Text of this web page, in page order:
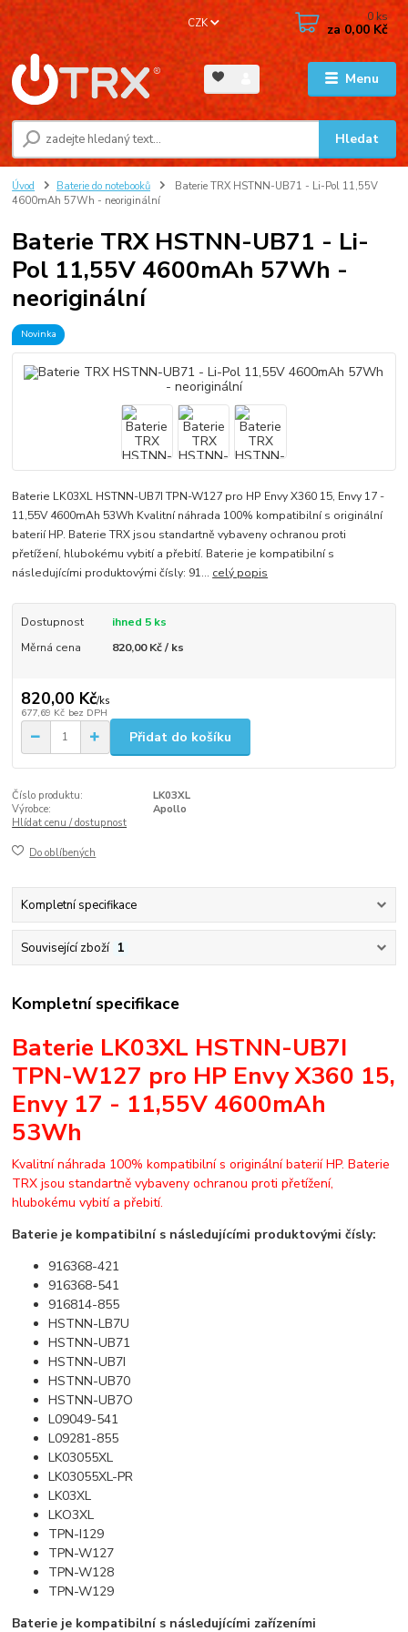
Menu
CZK
Hledat
0ks
za0,00 Kč
Úvod Baterie do notebooků
Baterie TRX HSTNN-UB71 - Li-Pol 11,55V
4600mAh 57Wh - neoriginální
Baterie TRX HSTNN-UB71 - Li-
Pol 11,55V 4600mAh 57Wh -
neoriginální
Novinka
Baterie LK03XL HSTNN-UB7I TPN-W127 pro HP Envy X360 15, Envy 17 -
11,55V 4600mAh 53Wh Kvalitní náhrada 100% kompatibilní s originální
baterií HP. Baterie TRX jsou standartně vybaveny ochranou proti
přetížení, hlubokému vybití a přebití. Baterie je kompatibilní s
následujícími produktovými čísly: 91... celý popis
Dostupnost
ihned 5 ks
Měrná cena
820,00 Kč / ks
820,00 Kč/ks
677,69 Kč bez DPH
Přidat do košíku
Číslo produktu:
LK03XL
Výrobce:
Apollo
Hlídat cenu / dostupnost
Do oblíbených
Kompletní specifikace
Související zboží 1
Kompletní specifikace
Baterie LK03XL HSTNN-UB7I
TPN-W127 pro HP Envy X360 15,
Envy 17 - 11,55V 4600mAh
53Wh
Kvalitní náhrada 100% kompatibilní s originální baterií HP. Baterie
TRX jsou standartně vybaveny ochranou proti přetížení,
hlubokému vybití a přebití.
Baterie je kompatibilní s následujícími produktovými čísly:
916368-421
916368-541
916814-855
HSTNN-LB7U
HSTNN-UB71
HSTNN-UB7I
HSTNN-UB70
HSTNN-UB7O
L09049-541
L09281-855
LK03055XL
LK03055XL-PR
LK03XL
LKO3XL
TPN-I129
TPN-W127
TPN-W128
TPN-W129
Baterie je kompatibilní s následujícími zařízeními